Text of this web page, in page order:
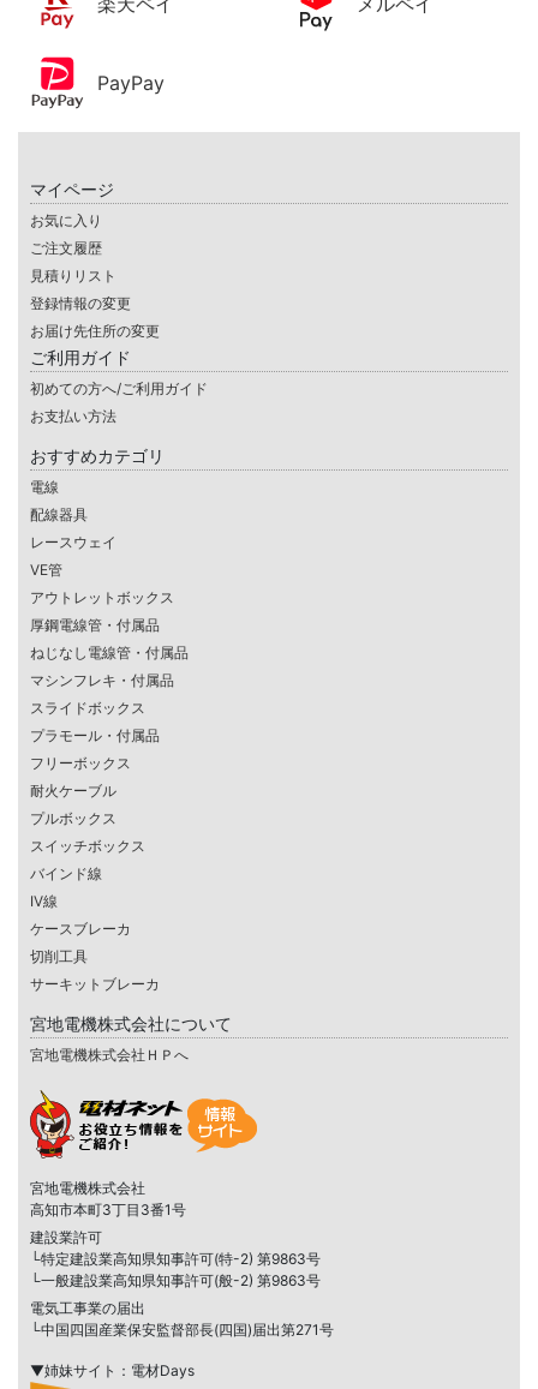
PayPay
マイページ
お気に入り
ご注文履歴
見積りリスト
登録情報の変更
お届け先住所の変更
ご利用ガイド
初めての方へ/ご利用ガイド
お支払い方法
おすすめカテゴリ
電線
配線器具
レースウェイ
VE管
アウトレットボックス
厚鋼電線管・付属品
ねじなし電線管・付属品
マシンフレキ・付属品
スライドボックス
プラモール・付属品
フリーボックス
耐火ケーブル
プルボックス
スイッチボックス
バインド線
IV線
ケースブレーカ
切削工具
サーキットブレーカ
宮地電機株式会社について
宮地電機株式会社ＨＰへ
宮地電機株式会社
高知市本町3丁目3番1号
建設業許可
└特定建設業高知県知事許可(特-2) 第9863号
└一般建設業高知県知事許可(般-2) 第9863号
電気工事業の届出
└中国四国産業保安監督部長(四国)届出第271号
▼姉妹サイト：電材Days